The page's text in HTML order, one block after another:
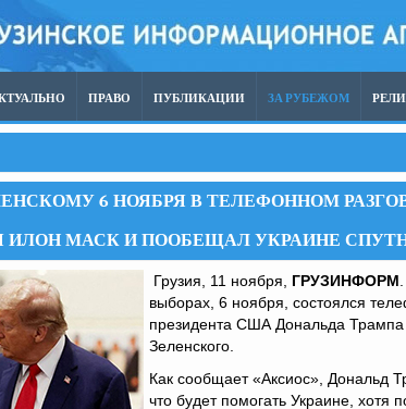
ПРАВО ПУБЛИКАЦИИ ЗА РУБЕЖОМ
6 НОЯБРЯ В ТЕЛЕФОННОМ
МАСК И ПООБЕЩАЛ УКРАИНЕ
Грузия, 11 ноября, ГРУЗИНФОРМ
выборах, 6 ноября, состоялся
президента США Дональда
Зеленского.
Как сообщает «Аксиос», Дональд
что будет помогать Украине, хотя